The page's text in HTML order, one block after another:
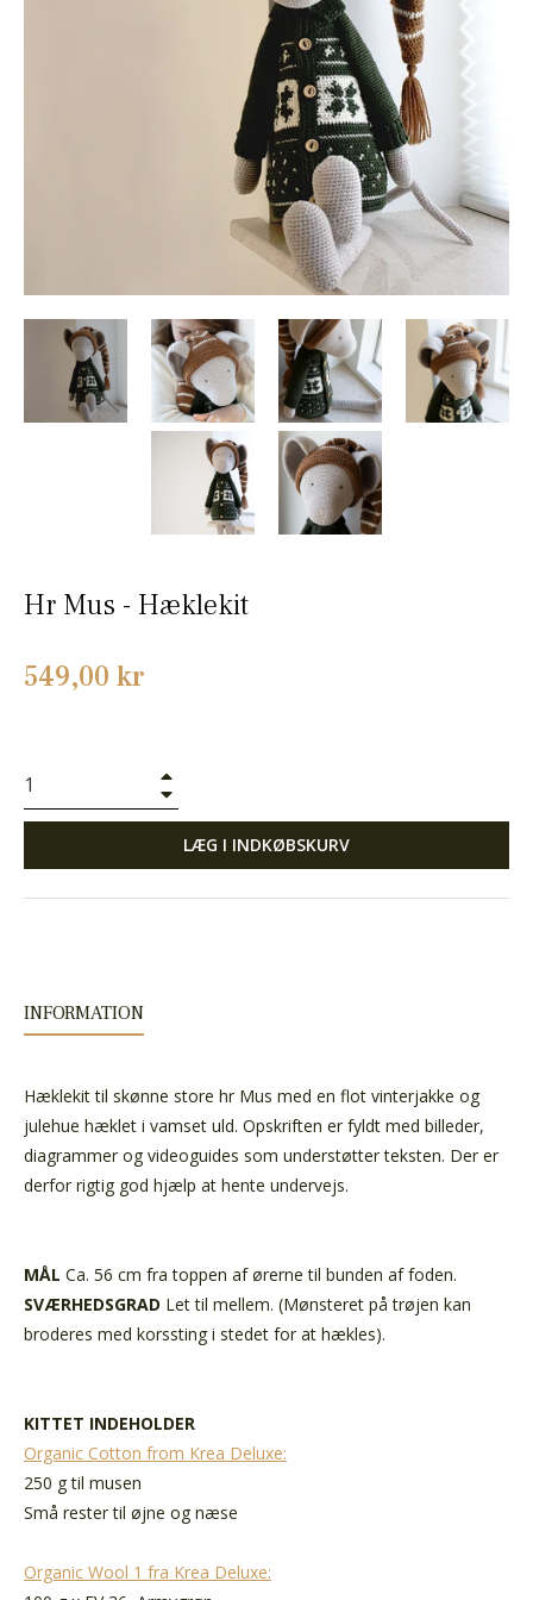
Hr Mus - Hæklekit
Normalpris
549,00 kr
LÆG I INDKØBSKURV
INFORMATION
Hæklekit til skønne store hr Mus med en flot vinterjakke og
julehue hæklet i vamset uld. Opskriften er fyldt med billeder,
diagrammer og videoguides som understøtter teksten. Der er
derfor rigtig god hjælp at hente undervejs.
MÅL Ca. 56 cm fra toppen af ørerne til bunden af foden.
SVÆRHEDSGRAD Let til mellem. (Mønsteret på trøjen kan
broderes med korssting i stedet for at hækles).
KITTET INDEHOLDER
Organic Cotton from Krea Deluxe:
250 g til musen
Små rester til øjne og næse
Organic Wool 1 fra Krea Deluxe: